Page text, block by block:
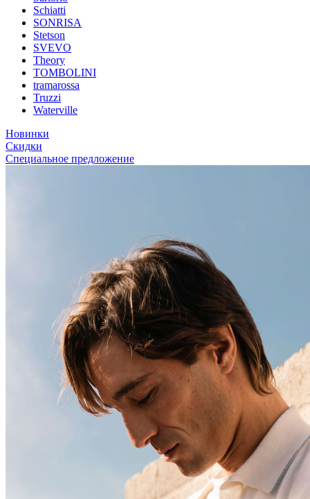
Schiatti
SONRISA
Stetson
SVEVO
Theory
TOMBOLINI
tramarossa
Truzzi
Waterville
Новинки
Скидки
Специальное предложение